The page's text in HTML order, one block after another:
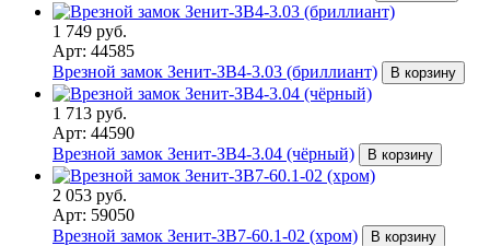
1 749 руб.
Арт: 44585
Врезной замок Зенит-ЗВ4-3.03 (бриллиант)
В корзину
1 713 руб.
Арт: 44590
Врезной замок Зенит-ЗВ4-3.04 (чёрный)
В корзину
2 053 руб.
Арт: 59050
Врезной замок Зенит-ЗВ7-60.1-02 (хром)
В корзину